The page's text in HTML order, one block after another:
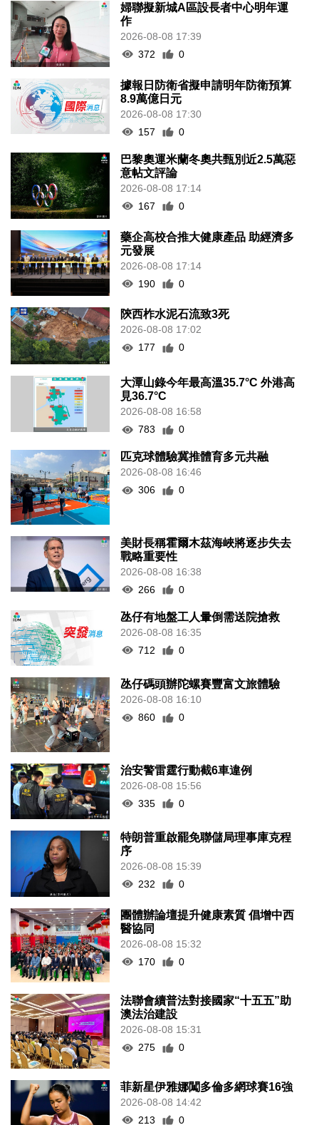
婦聯擬新城A區設長者中心明年運
作
2026-08-08 17:39
372
0
據報日防衛省擬申請明年防衛預算
8.9萬億日元
2026-08-08 17:30
157
0
巴黎奧運米蘭冬奧共甄別近2.5萬惡
意帖文評論
2026-08-08 17:14
167
0
藥企高校合推大健康產品 助經濟多
元發展
2026-08-08 17:14
190
0
陝西柞水泥石流致3死
2026-08-08 17:02
177
0
大潭山錄今年最高溫35.7°C 外港高
見36.7°C
2026-08-08 16:58
783
0
匹克球體驗冀推體育多元共融
2026-08-08 16:46
306
0
美財長稱霍爾木茲海峽將逐步失去
戰略重要性
2026-08-08 16:38
266
0
氹仔有地盤工人暈倒需送院搶救
2026-08-08 16:35
712
0
氹仔碼頭辦陀螺賽豐富文旅體驗
2026-08-08 16:10
860
0
治安警雷霆行動截6車違例
2026-08-08 15:56
335
0
特朗普重啟罷免聯儲局理事庫克程
序
2026-08-08 15:39
232
0
團體辦論壇提升健康素質 倡增中西
醫協同
2026-08-08 15:32
170
0
法聯會續普法對接國家“十五五”助
澳法治建設
2026-08-08 15:31
275
0
菲新星伊雅娜闖多倫多網球賽16強
2026-08-08 14:42
213
0